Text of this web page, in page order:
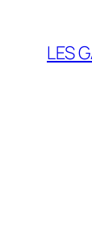
contenu
LES